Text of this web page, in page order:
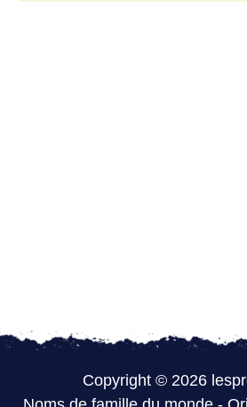
Copyright © 2026